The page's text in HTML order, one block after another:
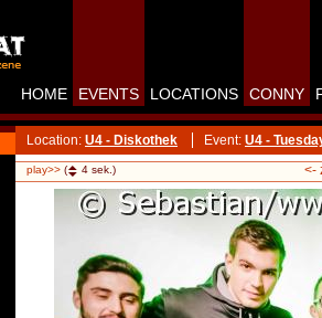
HOME EVENTS LOCATIONS CONNY
Location: U4 - Diskothek Event: U4 -
play>> ( 4 sek.) <-